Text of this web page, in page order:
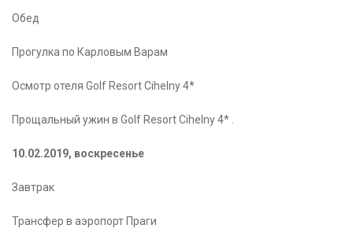
Обед
Прогулка по Карловым Варам
Осмотр отеля Golf Resort Cihelny 4*
Прощальный ужин в Golf Resort Cihelny 4* .
10.02.2019, воскресенье
Завтрак
Трансфер в аэропорт Праги